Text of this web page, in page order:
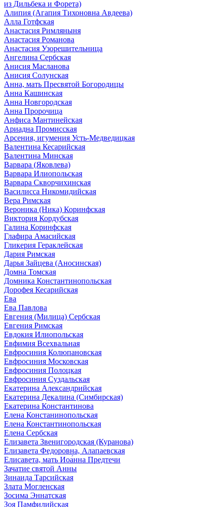
из Дильбека и Форета)
Алипия (Агапия Тихоновна Авдеева)
Алла Готфская
Анастасия Римляныня
Анастасия Романова
Анастасия Узорешительница
Ангелина Сербская
Анисия Масланова
Анисия Солунская
Анна, мать Пресвятой Богородицы
Анна Кашинская
Анна Новгородская
Анна Пророчица
Анфиса Мантинейская
Ариадна Промисская
Арсения, игумения Усть-Медведицкая
Валентина Кесарийская
Валентина Минская
Варвара (Яковлева)
Варвара Илиопольская
Варвара Скворчихинская
Василисса Никомидийская
Вера Римская
Вероника (Ника) Коринфская
Виктория Кордубская
Галина Коринфская
Глафира Амасийская
Гликерия Гераклейская
Дария Римская
Дарья Зайцева (Аносинская)
Домна Томская
Домника Константинопольская
Дорофея Кесарийская
Ева
Ева Павлова
Евгения (Милица) Сербская
Евгения Римская
Евдокия Илиопольская
Евфимия Всехвальная
Евфросиния Колюпановская
Евфросиния Московская
Евфросиния Полоцкая
Евфросиния Суздальская
Екатерина Александрийская
Екатерина Декалина (Симбирская)
Екатерина Константинова
Елена Констанинопольская
Елена Константинопольская
Елена Сербская
Елизавета Звенигородская (Куранова)
Елизавета Федоровна, Алапаевская
Елисавета, мать Иоа́нна Предтечи
Зачатие святой Анны
Зинаида Тарсийская
Злата Могленская
Зосима Эннатская
Зоя Памфилийская